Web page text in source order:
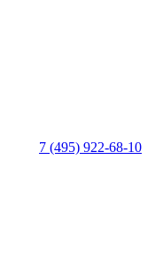
7 (495) 922-68-10